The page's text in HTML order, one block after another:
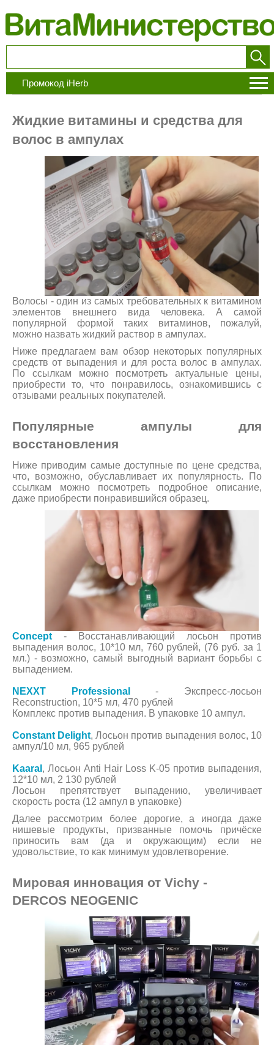
Промокод iHerb
Жидкие витамины и средства для
волос в ампулах
Волосы - один из самых требовательных к витамином
элементов внешнего вида человека. А самой
популярной формой таких витаминов, пожалуй,
можно назвать жидкий раствор в ампулах.
Ниже предлагаем вам обзор некоторых популярных
средств от выпадения и для роста волос в ампулах.
По ссылкам можно посмотреть актуальные цены,
приобрести то, что понравилось, ознакомившись с
отзывами реальных покупателей.
Популярные ампулы для
восстановления
Ниже приводим самые доступные по цене средства,
что, возможно, обуславливает их популярность. По
ссылкам можно посмотреть подробное описание,
даже приобрести понравившийся образец.
Concept
- Восстанавливающий лосьон против
выпадения волос, 10*10 мл, 760 рублей, (76 руб. за 1
мл.) - возможно, самый выгодный вариант борьбы с
выпадением.
NEXXT Professional
- Экспресс-лосьон
Reconstruction, 10*5 мл, 470 рублей
Комплекс против выпадения. В упаковке 10 ампул.
Constant Delight, Лосьон против выпадения волос, 10
ампул/10 мл, 965 рублей
Kaaral , Лосьон Anti Hair Loss K-05 против выпадения,
12*10 мл, 2 130 рублей
Лосьон препятствует выпадению, увеличивает
скорость роста (12 ампул в упаковке)
Далее рассмотрим более дорогие, а иногда даже
нишевые продукты, призванные помочь причёске
приносить вам (да и окружающим) если не
удовольствие, то как минимум удовлетворение.
Мировая инновация от Vichy -
DERCOS NEOGENIC